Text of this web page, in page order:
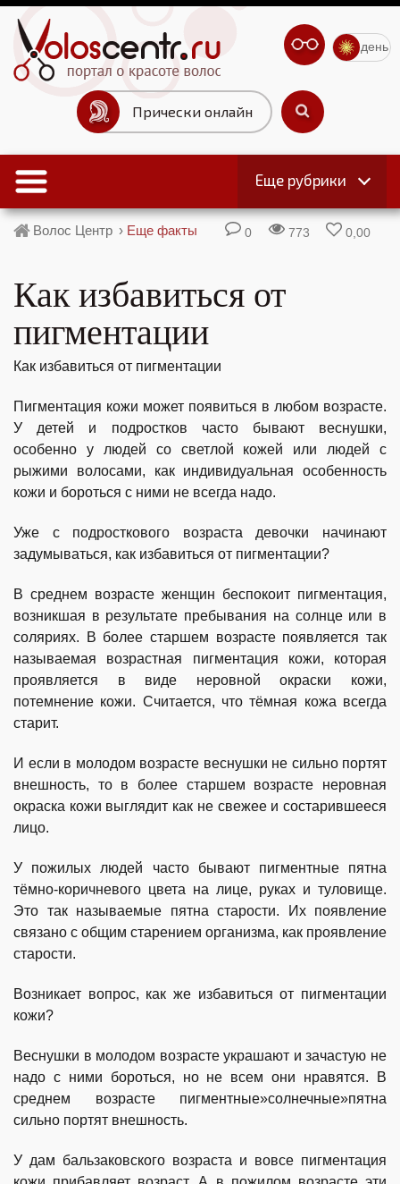
Прически онлайн
день
Еще рубрики
Волос Центр › Еще факты 0 773 0,00
Как избавиться от
пигментации
Как избавиться от пигментации
Пигментация кожи может появиться в любом возрасте.
У детей и подростков часто бывают веснушки,
особенно у людей со светлой кожей или людей с
рыжими волосами, как индивидуальная особенность
кожи и бороться с ними не всегда надо.
Уже с подросткового возраста девочки начинают
задумываться, как избавиться от пигментации?
В среднем возрасте женщин беспокоит пигментация,
возникшая в результате пребывания на солнце или в
соляриях. В более старшем возрасте появляется так
называемая возрастная пигментация кожи, которая
проявляется в виде неровной окраски кожи,
потемнение кожи. Считается, что тёмная кожа всегда
старит.
И если в молодом возрасте веснушки не сильно портят
внешность, то в более старшем возрасте неровная
окраска кожи выглядит как не свежее и состарившееся
лицо.
У пожилых людей часто бывают пигментные пятна
тёмно-коричневого цвета на лице, руках и туловище.
Это так называемые пятна старости. Их появление
связано с общим старением организма, как проявление
старости.
Возникает вопрос, как же избавиться от пигментации
кожи?
Веснушки в молодом возрасте украшают и зачастую не
надо с ними бороться, но не всем они нравятся. В
среднем возрасте пигментные»солнечные»пятна
сильно портят внешность.
У дам бальзаковского возраста и вовсе пигментация